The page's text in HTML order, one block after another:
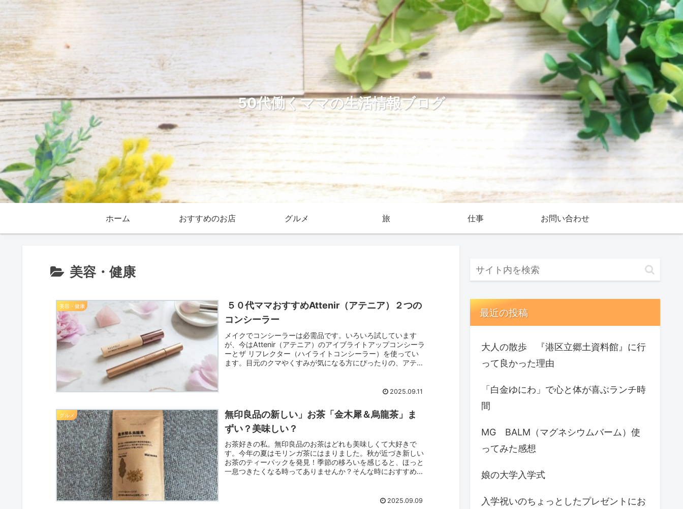
50代働くママの生活情報ブログ
ホーム おすすめのお店 グルメ 旅 仕事 お問い合わせ
美容・健康
美容・健康
５０代ママおすすめAttenir（アテニア）２つの
コンシーラー
メイクでコンシーラーは必需品です。いろいろ試しています
が、今はAttenir（アテニア）のアイブライトアップコンシーラ
ーとザ リフレクター（ハイライトコンシーラー）を使ってい
ます。目元のクマやくすみが気になる方にぴったりの、アテニ
2025.09.11
グルメ
無印良品の新しい」お茶「金木犀＆烏龍茶」ま
ずい？美味しい？
お茶好きの私。無印良品のお茶はどれも美味しくて大好きで
す。今年の夏はモリンガ茶にはまりました。秋が近づき新しい
お茶のティーパックを発見！季節の移ろいを感じると、ほっと
一息つきたくなる時ってありませんか？そんな時におすすめな
2025.09.09
最近の投稿
大人の散歩 『港区立郷土資料館』に行
って良かった理由
「白金ゆにわ」で心と体が喜ぶランチ時
間
MG BALM（マグネシウムバーム）使
ってみた感想
娘の大学入学式
入学祝いのちょっとしたプレゼントにお